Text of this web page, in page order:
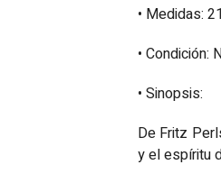
• Medidas:
• Condición:
• Sinopsis:
De Fritz
y el espíritu